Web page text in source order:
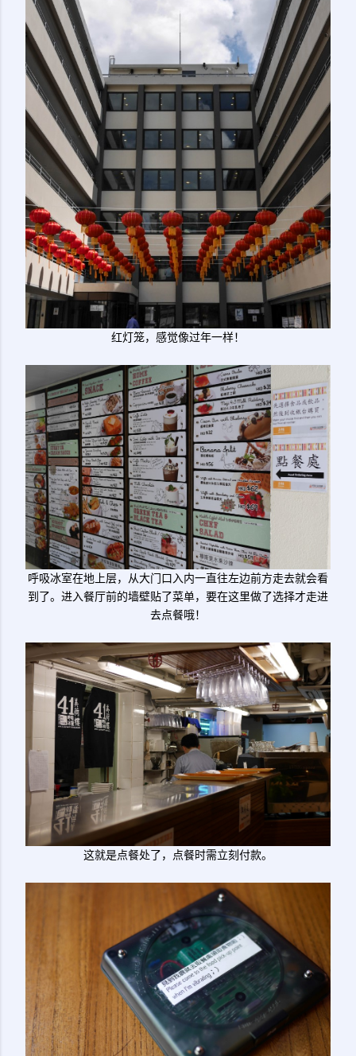
红灯笼，感觉像过年一样！
呼吸冰室在地上层，从大门口入内一直往左边前方走去就会看
到了。进入餐厅前的墙壁贴了菜单，要在这里做了选择才走进
去点餐哦！
这就是点餐处了，点餐时需立刻付款。